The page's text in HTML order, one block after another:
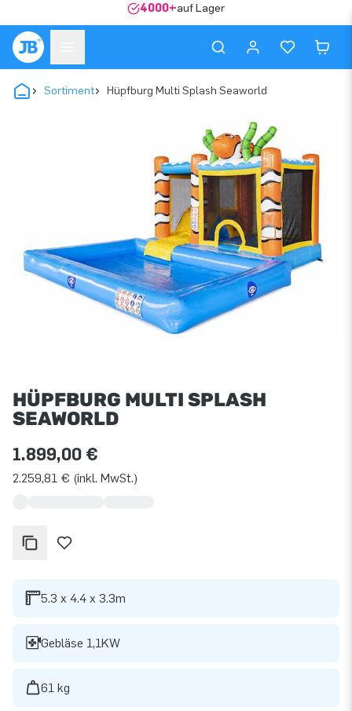
4000+auf Lager
Sortiment Hüpfburg Multi Splash Seaworld
HÜPFBURG MULTI SPLASH
SEAWORLD
1.899,00 €
2.259,81 € (inkl. MwSt.)
5.3 x 4.4 x 3.3m
Gebläse 1,1KW
61 kg